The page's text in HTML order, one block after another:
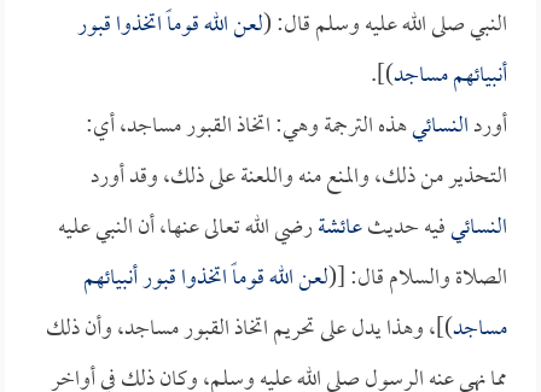
النبي صلى الله عليه وسلم قال: (لعن الله قوماً اتخذوا قبور
أنبيائهم مساجد)].
أوردالنسائيهذه الترجمة وهي: اتخاذ القبور مساجد، أي:
التحذير من ذلك، والمنع منه واللعنة على ذلك، وقد أورد
النسائيفيه حديثعائشةرضي الله تعالى عنها، أن النبي عليه
الصلاة والسلام قال: [(لعن الله قوماً اتخذوا قبور أنبيائهم
مساجد)]، وهذا يدل على تحريم اتخاذ القبور مساجد، وأن ذلك
مما نهى عنه الرسول صلى الله عليه وسلم، وكان ذلك في أواخر